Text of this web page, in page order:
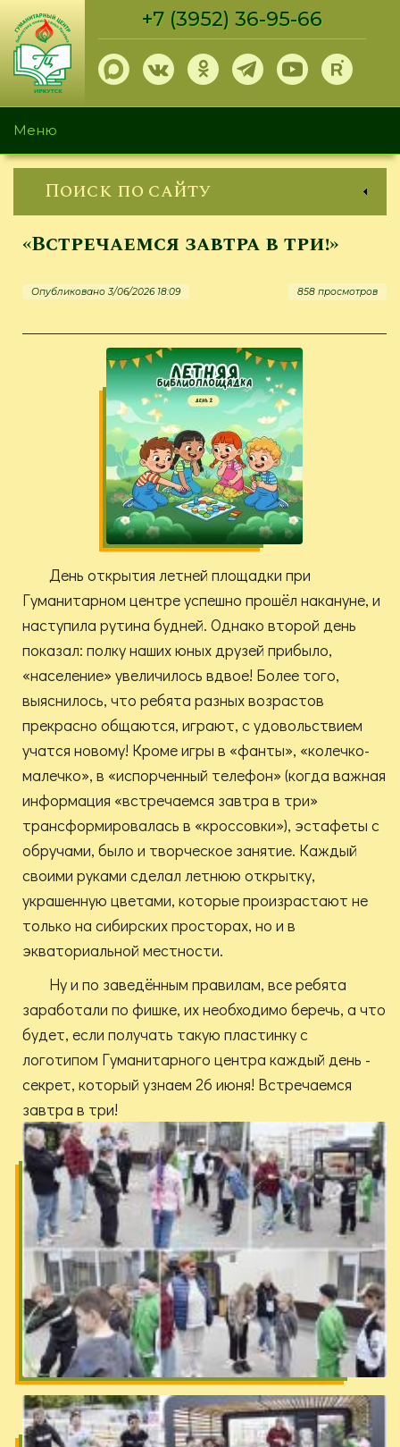
Перейти
основному
содержанию
+7 (3952) 36-95-66
Меню
Поиск по сайту
«Встречаемся завтра в три!»
Опубликовано 3/06/2026 18:09 858 просмотров
День открытия летней площадки при
Гуманитарном центре успешно прошёл накануне, и
наступила рутина будней. Однако второй день
показал: полку наших юных друзей прибыло,
«население» увеличилось вдвое! Более того,
выяснилось, что ребята разных возрастов
прекрасно общаются, играют, с удовольствием
учатся новому! Кроме игры в «фанты», «колечко-
малечко», в «испорченный телефон» (когда важная
информация «встречаемся завтра в три»
трансформировалась в «кроссовки»), эстафеты с
обручами, было и творческое занятие. Каждый
своими руками сделал летнюю открытку,
украшенную цветами, которые произрастают не
только на сибирских просторах, но и в
экваториальной местности.
Ну и по заведённым правилам, все ребята
заработали по фишке, их необходимо беречь, а что
будет, если получать такую пластинку с
логотипом Гуманитарного центра каждый день -
секрет, который узнаем 26 июня! Встречаемся
завтра в три!